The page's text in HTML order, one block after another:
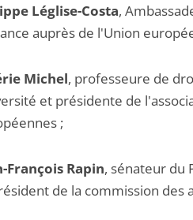
Léglise-Costa,
auprès de l'Union
Michel, professeure de
et présidente de
;
François Rapin, sénateur du
de la commission des